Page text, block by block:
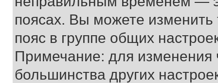
поясах. Вы можете изменить
пояс в группе общих
Примечание: для изменения
большинства других